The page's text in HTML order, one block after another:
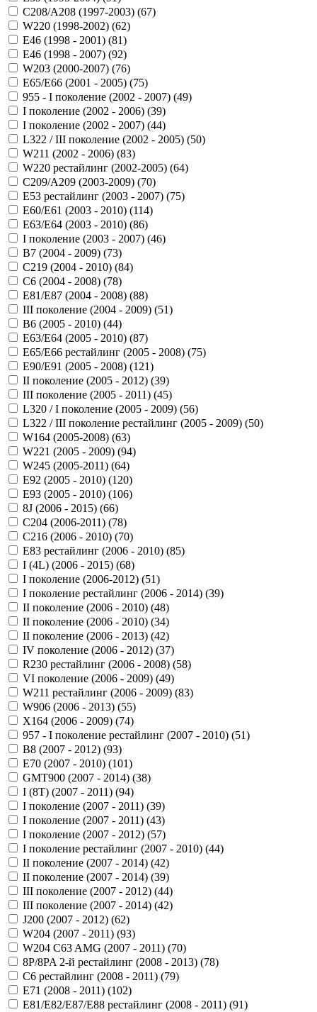
C208/A208 (1997-2003) (67)
W220 (1998-2002) (62)
Е46 (1998 - 2001) (81)
Е46 (1998 - 2007) (92)
W203 (2000-2007) (76)
E65/E66 (2001 - 2005) (75)
955 - I поколение (2002 - 2007) (49)
I поколение (2002 - 2006) (39)
I поколение (2002 - 2007) (44)
L322 / III поколение (2002 - 2005) (50)
W211 (2002 - 2006) (83)
W220 рестайлинг (2002-2005) (64)
C209/A209 (2003-2009) (70)
E53 рестайлинг (2003 - 2007) (75)
E60/E61 (2003 - 2010) (114)
E63/E64 (2003 - 2010) (86)
I поколение (2003 - 2007) (46)
B7 (2004 - 2009) (73)
C219 (2004 - 2010) (84)
C6 (2004 - 2008) (78)
E81/E87 (2004 - 2008) (88)
III поколение (2004 - 2009) (51)
B6 (2005 - 2010) (44)
E63/E64 (2005 - 2010) (87)
E65/E66 рестайлинг (2005 - 2008) (75)
E90/E91 (2005 - 2008) (121)
II поколение (2005 - 2012) (39)
III поколение (2005 - 2011) (45)
L320 / I поколение (2005 - 2009) (56)
L322 / III поколение рестайлинг (2005 - 2009) (50)
W164 (2005-2008) (63)
W221 (2005 - 2009) (94)
W245 (2005-2011) (64)
Е92 (2005 - 2010) (120)
Е93 (2005 - 2010) (106)
8J (2006 - 2015) (66)
C204 (2006-2011) (78)
C216 (2006 - 2010) (70)
E83 рестайлинг (2006 - 2010) (85)
I (4L) (2006 - 2015) (68)
I поколение (2006-2012) (51)
I поколение рестайлинг (2006 - 2014) (39)
II поколение (2006 - 2010) (48)
II поколение (2006 - 2010) (34)
II поколение (2006 - 2013) (42)
IV поколение (2006 - 2012) (37)
R230 рестайлинг (2006 - 2008) (58)
VI поколение (2006 - 2009) (49)
W211 рестайлинг (2006 - 2009) (83)
W906 (2006 - 2013) (55)
X164 (2006 - 2009) (74)
957 - I поколение рестайлинг (2007 - 2010) (51)
B8 (2007 - 2012) (93)
E70 (2007 - 2010) (101)
GMT900 (2007 - 2014) (38)
I (8T) (2007 - 2011) (94)
I поколение (2007 - 2011) (39)
I поколение (2007 - 2011) (43)
I поколение (2007 - 2012) (57)
I поколение рестайлинг (2007 - 2010) (44)
II поколение (2007 - 2014) (42)
II поколение (2007 - 2014) (39)
III поколение (2007 - 2012) (44)
III поколение (2007 - 2014) (42)
J200 (2007 - 2012) (62)
W204 (2007 - 2011) (93)
W204 C63 AMG (2007 - 2011) (70)
8P/8PA 2-й рестайлинг (2008 - 2013) (78)
C6 рестайлинг (2008 - 2011) (79)
E71 (2008 - 2011) (102)
E81/E82/E87/E88 рестайлинг (2008 - 2011) (91)